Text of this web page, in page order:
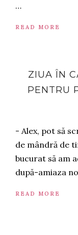
…
READ MORE
ZIUA ÎN
PENTRU
- Alex, pot să
de mândră de
bucurat să am
după-amiaza
READ MORE